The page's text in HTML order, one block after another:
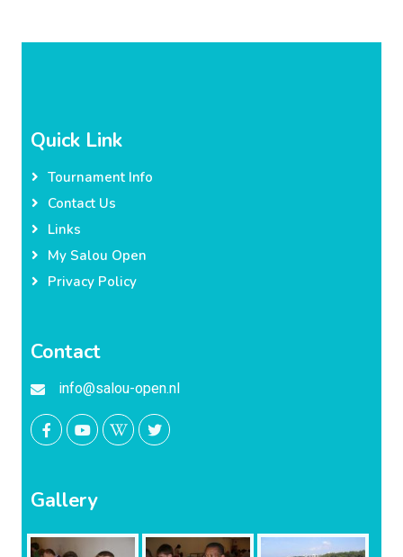
Quick Link
Tournament Info
Contact Us
Links
My Salou Open
Privacy Policy
Contact
info@salou-open.nl
Gallery